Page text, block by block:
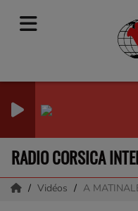
RADIO CORSICA
Vidéos A